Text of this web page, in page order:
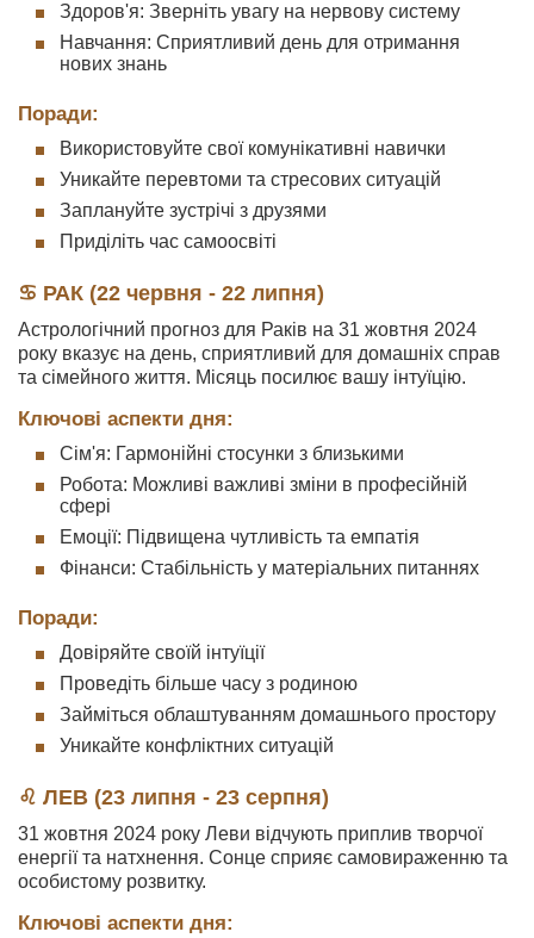
Здоров'я: Зверніть увагу на нервову систему
Навчання: Сприятливий день для отримання
нових знань
Поради:
Використовуйте свої комунікативні навички
Уникайте перевтоми та стресових ситуацій
Заплануйте зустрічі з друзями
Приділіть час самоосвіті
♋ РАК (22 червня - 22 липня)
Астрологічний прогноз для Раків на 31 жовтня 2024
року вказує на день, сприятливий для домашніх справ
та сімейного життя. Місяць посилює вашу інтуїцію.
Ключові аспекти дня:
Сім'я: Гармонійні стосунки з близькими
Робота: Можливі важливі зміни в професійній
сфері
Емоції: Підвищена чутливість та емпатія
Фінанси: Стабільність у матеріальних питаннях
Поради:
Довіряйте своїй інтуїції
Проведіть більше часу з родиною
Займіться облаштуванням домашнього простору
Уникайте конфліктних ситуацій
♌ ЛЕВ (23 липня - 23 серпня)
31 жовтня 2024 року Леви відчують приплив творчої
енергії та натхнення. Сонце сприяє самовираженню та
особистому розвитку.
Ключові аспекти дня: